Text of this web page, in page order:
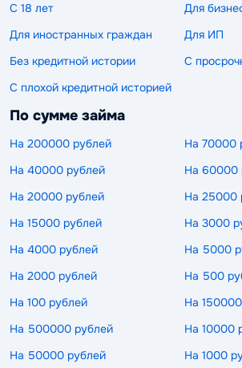
С 18 лет
Для
Для иностранных граждан
Для ИП
Без кредитной истории
С
С плохой кредитной историей
По сумме займа
На 200000 рублей
На 70000
На 40000 рублей
На 60000
На 20000 рублей
На 25000
На 15000 рублей
На 3000
На 4000 рублей
На 5000
На 2000 рублей
На 500
На 100 рублей
На
На 500000 рублей
На 10000
На 50000 рублей
На 1000